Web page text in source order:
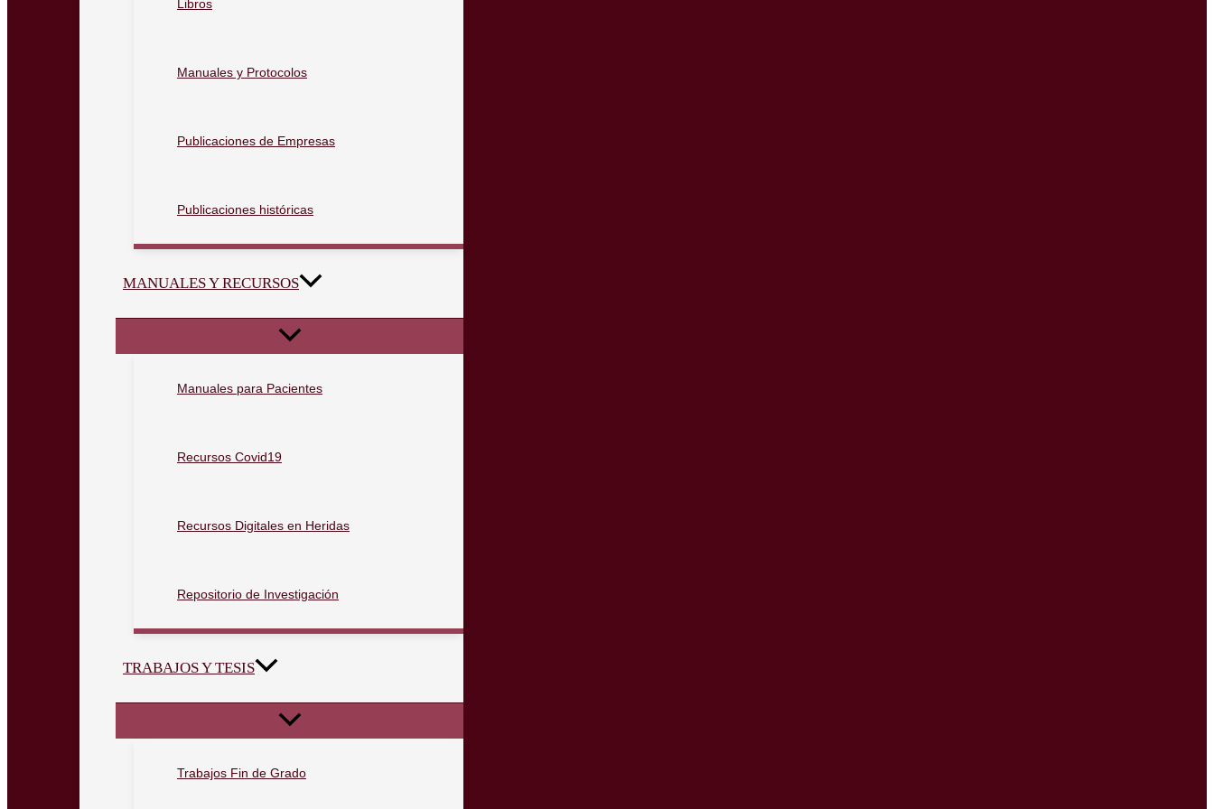
Libros
Manuales y Protocolos
Publicaciones de Empresas
Publicaciones históricas
MANUALES Y RECURSOS
Manuales para Pacientes
Recursos Covid19
Recursos Digitales en Heridas
Repositorio de Investigación
TRABAJOS Y TESIS
Trabajos Fin de Grado